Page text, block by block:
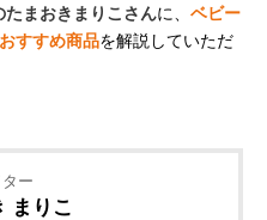
たまおきまりこさんに、 ベビー
すすめ商品を解説していただ
ー
まりこ